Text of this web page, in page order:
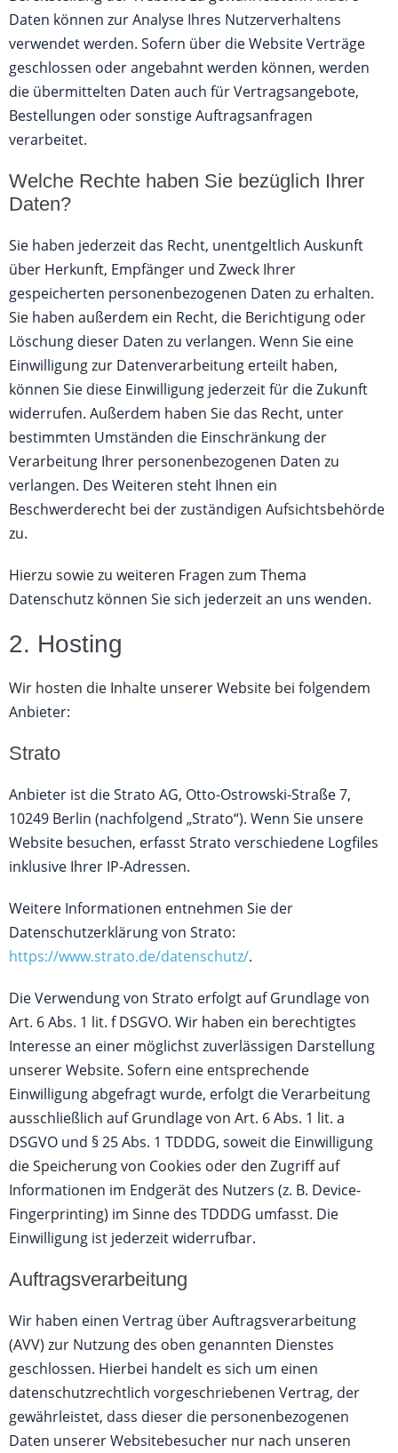
Daten können zur Analyse Ihres Nutzerverhaltens
verwendet werden. Sofern über die Website Verträge
geschlossen oder angebahnt werden können, werden
die übermittelten Daten auch für Vertragsangebote,
Bestellungen oder sonstige Auftragsanfragen
verarbeitet.
Welche Rechte haben Sie bezüglich Ihrer
Daten?
Sie haben jederzeit das Recht, unentgeltlich Auskunft
über Herkunft, Empfänger und Zweck Ihrer
gespeicherten personenbezogenen Daten zu erhalten.
Sie haben außerdem ein Recht, die Berichtigung oder
Löschung dieser Daten zu verlangen. Wenn Sie eine
Einwilligung zur Datenverarbeitung erteilt haben,
können Sie diese Einwilligung jederzeit für die Zukunft
widerrufen. Außerdem haben Sie das Recht, unter
bestimmten Umständen die Einschränkung der
Verarbeitung Ihrer personenbezogenen Daten zu
verlangen. Des Weiteren steht Ihnen ein
Beschwerderecht bei der zuständigen Aufsichtsbehörde
zu.
Hierzu sowie zu weiteren Fragen zum Thema
Datenschutz können Sie sich jederzeit an uns wenden.
2. Hosting
Wir hosten die Inhalte unserer Website bei folgendem
Anbieter:
Strato
Anbieter ist die Strato AG, Otto-Ostrowski-Straße 7,
10249 Berlin (nachfolgend „Strato“). Wenn Sie unsere
Website besuchen, erfasst Strato verschiedene Logfiles
inklusive Ihrer IP-Adressen.
Weitere Informationen entnehmen Sie der
Datenschutzerklärung von Strato:
https://www.strato.de/datenschutz/.
Die Verwendung von Strato erfolgt auf Grundlage von
Art. 6 Abs. 1 lit. f DSGVO. Wir haben ein berechtigtes
Interesse an einer möglichst zuverlässigen Darstellung
unserer Website. Sofern eine entsprechende
Einwilligung abgefragt wurde, erfolgt die Verarbeitung
ausschließlich auf Grundlage von Art. 6 Abs. 1 lit. a
DSGVO und § 25 Abs. 1 TDDDG, soweit die Einwilligung
die Speicherung von Cookies oder den Zugriff auf
Informationen im Endgerät des Nutzers (z. B. Device-
Fingerprinting) im Sinne des TDDDG umfasst. Die
Einwilligung ist jederzeit widerrufbar.
Auftragsverarbeitung
Wir haben einen Vertrag über Auftragsverarbeitung
(AVV) zur Nutzung des oben genannten Dienstes
geschlossen. Hierbei handelt es sich um einen
datenschutzrechtlich vorgeschriebenen Vertrag, der
gewährleistet, dass dieser die personenbezogenen
Daten unserer Websitebesucher nur nach unseren